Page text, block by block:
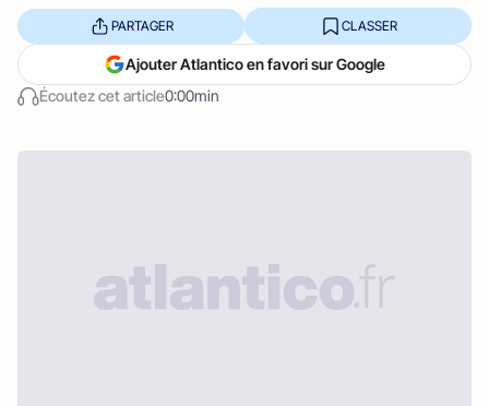
Écoutez cet article0:00min
PARTAGER CLASSER
Ajouter Atlantico en favori sur Google